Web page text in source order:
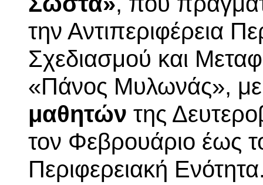
την Αντιπεριφέρεια
Σχεδιασμού και
«Πάνος Μυλωνάς»,
μαθητών της
τον Φεβρουάριο έως
Περιφερειακή